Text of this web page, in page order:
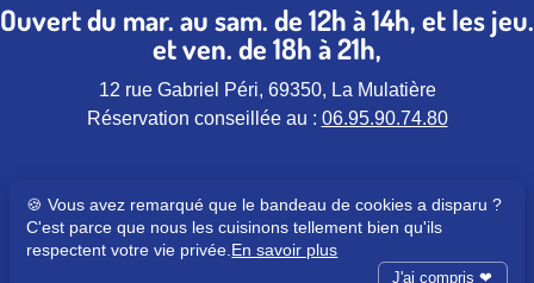
Ouvert du mar. au sam. de 12h à 14h, et les jeu.
et ven. de 18h à 21h,
12 rue Gabriel Péri, 69350, La Mulatière
Réservation conseillée au : 06.95.90.74.80
Nous contacter :
communication@lefaitout.io
Notre page Facebook (nouvel
Notre page instagram
Notre page Linkedin
🍪 Vous avez remarqué que le bandeau de cookies a disparu ?
C'est parce que nous les cuisinons tellement bien qu'ils
respectent votre vie privée. En savoir plus
J'ai compris ❤